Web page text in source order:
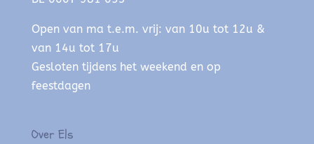
Open van ma t.e.m. vrij: van 10u tot 12u &
van 14u tot 17u
Gesloten tijdens het weekend en op
feestdagen
Over Els